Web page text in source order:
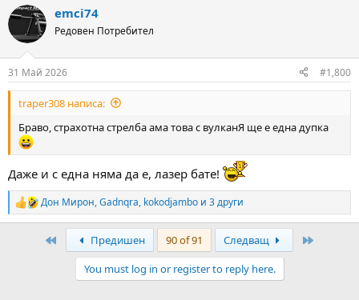
c
i
s
:
emci74
Редовен Потребител
31 Май 2026 #1,800
traper308 написа:
Браво, страхотна стрелба ама това с вулканЯ ще е една дупка
Даже и с една няма да е, лазер бате!
R
e
Дон Мирон,Gadnqra, kokodjambo и 3 други
Предишен 90 of 91 Следващ
You must log in or register to reply here.